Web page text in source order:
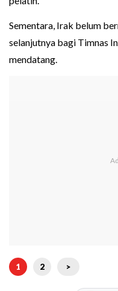
Sementara, Irak belum
selanjutnya bagi Timnas
mendatang.
1 2 >